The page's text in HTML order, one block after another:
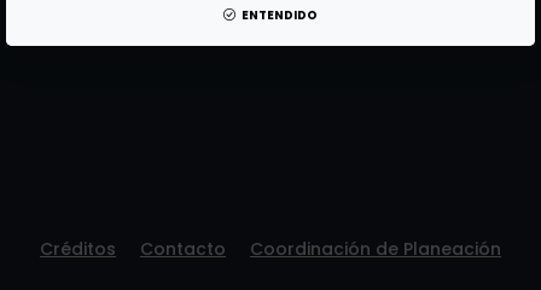
ENTENDIDO
Créditos Contacto Coordinación de Planeación